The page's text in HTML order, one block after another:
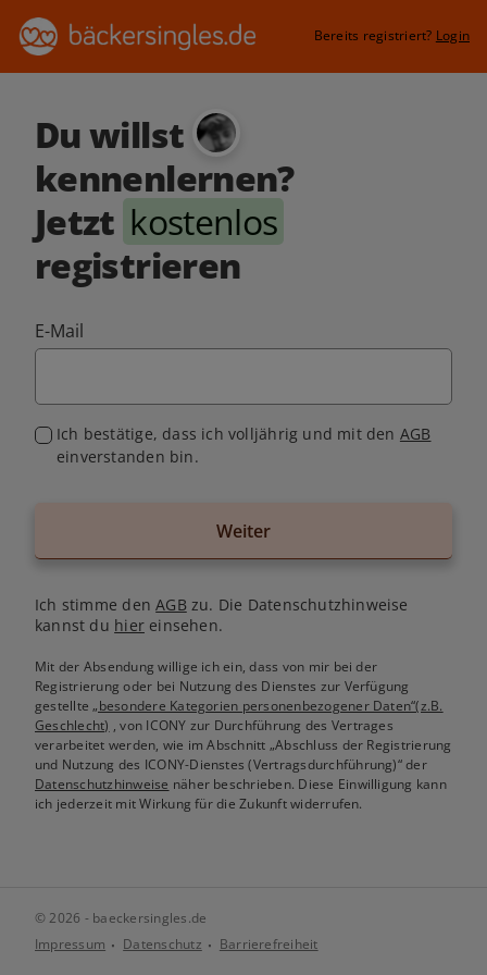
Bereits registriert? Login
Du willst
kennenlernen?
Jetzt kostenlos
registrieren
E-Mail
Ich bestätige, dass ich volljährig und mit den AGB
einverstanden bin.
Weiter
Ich stimme denAGB zu. Die Datenschutzhinweise
kannst du hiereinsehen.
Mit der Absendung willige ich ein, dass von mir bei der
Registrierung oder bei Nutzung des Dienstes zur Verfügung
gestellte„besondere Kategorien personenbezogener Daten“(z.B.
Geschlecht) , von ICONY zur Durchführung des Vertrages
verarbeitet werden, wie im Abschnitt „Abschluss der Registrierung
und Nutzung des ICONY-Dienstes (Vertragsdurchführung)“ der
Datenschutzhinweise näher beschrieben. Diese Einwilligung kann
ich jederzeit mit Wirkung für die Zukunft widerrufen.
© 2026 - baeckersingles.de
Impressum
Datenschutz Barrierefreiheit